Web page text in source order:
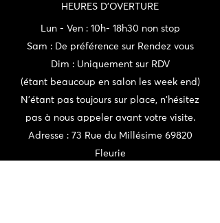
HEURES D'OVERTURE
Lun - Ven : 10h- 18h30 non stop
Sam : De préférence sur Rendez vous
Dim : Uniquement sur RDV
(étant beaucoup en salon les week end)
N'étant pas toujours sur place, n'hésitez
pas à nous appeler avant votre visite.
Adresse : 73 Rue du Millésime 69820
Fleurie